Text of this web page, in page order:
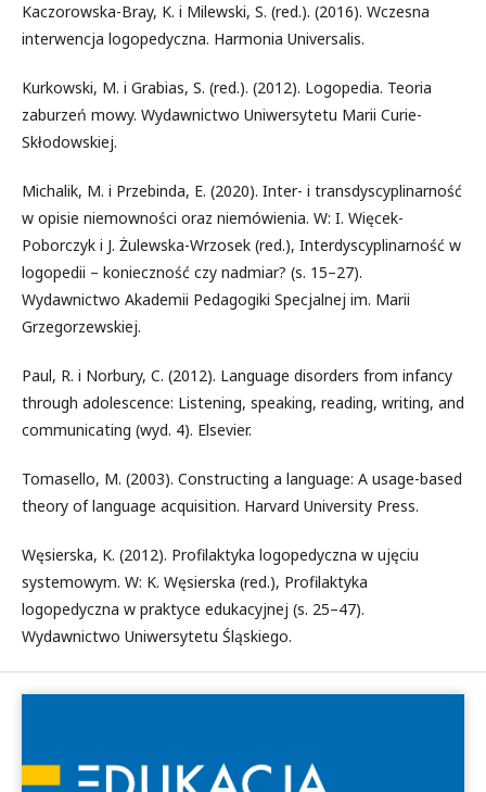
Kaczorowska-Bray, K. i Milewski, S. (red.). (2016). Wczesna
interwencja logopedyczna. Harmonia Universalis.
Kurkowski, M. i Grabias, S. (red.). (2012). Logopedia. Teoria
zaburzeń mowy. Wydawnictwo Uniwersytetu Marii Curie-
Skłodowskiej.
Michalik, M. i Przebinda, E. (2020). Inter- i transdyscyplinarność
w opisie niemowności oraz niemówienia. W: I. Więcek-
Poborczyk i J. Żulewska-Wrzosek (red.), Interdyscyplinarność w
logopedii – konieczność czy nadmiar? (s. 15–27).
Wydawnictwo Akademii Pedagogiki Specjalnej im. Marii
Grzegorzewskiej.
Paul, R. i Norbury, C. (2012). Language disorders from infancy
through adolescence: Listening, speaking, reading, writing, and
communicating (wyd. 4). Elsevier.
Tomasello, M. (2003). Constructing a language: A usage-based
theory of language acquisition. Harvard University Press.
Węsierska, K. (2012). Profilaktyka logopedyczna w ujęciu
systemowym. W: K. Węsierska (red.), Profilaktyka
logopedyczna w praktyce edukacyjnej (s. 25–47).
Wydawnictwo Uniwersytetu Śląskiego.